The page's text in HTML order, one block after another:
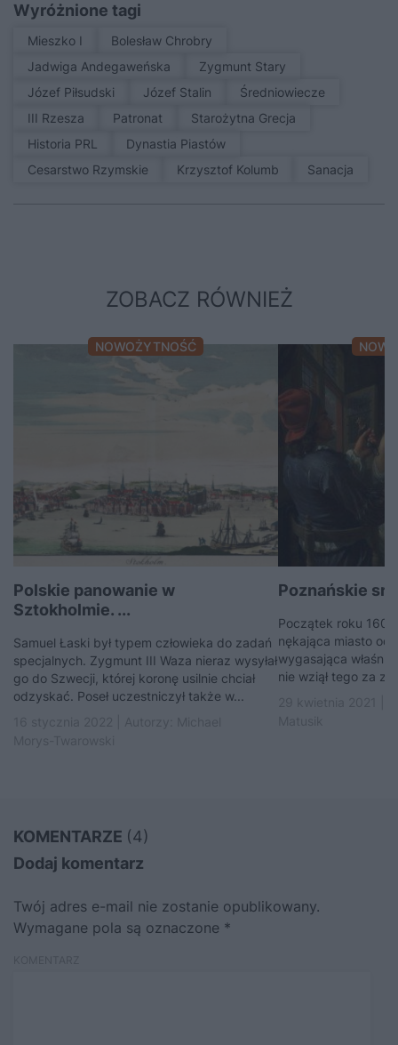
Wyróżnione tagi
Mieszko I
Bolesław Chrobry
Jadwiga Andegaweńska
Zygmunt Stary
Józef Piłsudski
Józef Stalin
średniowiecze
III Rzesza
patronat
Starożytna Grecja
Historia PRL
Dynastia Piastów
Cesarstwo Rzymskie
Krzysztof Kolumb sanacja
ZOBACZ RÓWNIEŻ
NOWOŻYTNOŚĆ
Polskie panowanie w
Sztokholmie. ...
Samuel Łaski był typem człowieka do zadań
specjalnych. Zygmunt III Waza nieraz wysyłał
go do Szwecji, której koronę usilnie chciał
odzyskać. Poseł uczestniczył także w...
Poznańskie
Początek roku
nękająca miasto od
wygasająca
nie wziął tego za
KOMENTARZE (4)
Dodaj komentarz
Twój adres e-mail nie zostanie opublikowany.
Wymagane pola są oznaczone *